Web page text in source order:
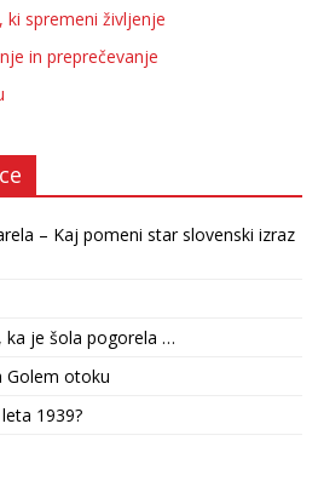
ki spremeni življenje
in preprečevanje
– Kaj pomeni star slovenski izraz
ka je šola pogorela …
Golem otoku
1939?